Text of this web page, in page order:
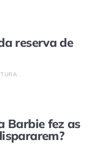
reserva de
Barbie fez as